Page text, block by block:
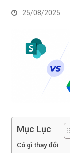
25/08/2025
Mục Lục
Có gì thay đổi